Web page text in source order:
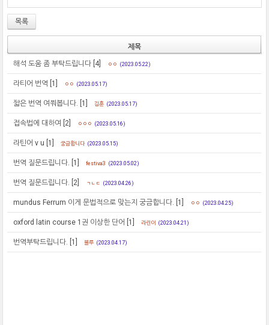
목록
제목
해석 도움 좀 부탁드립니다 [4] ㅇㅇ (2023.05.22)
라티어 번역 [1] ㅇㅇ (2023.05.17)
짧은 번역 여쭤봅니다. [1] 김훈 (2023.05.17)
접속법에 대하여 [2] ㅇㅇㅇ (2023.05.16)
라틴어 v u [1] 궁금합니다 (2023.05.15)
번역 질문드립니다. [1] festiva3 (2023.05.02)
번역 질문드립니다. [2] ㄱㄴㄷ (2023.04.26)
mundus Ferrum 이게 문법적으로 맞는지 궁금합니다. [1] ㅇㅇ (2023.04.25)
oxford latin course 1권 이상한 단어 [1] 라린이 (2023.04.21)
번역부탁드립니다. [1] 블루 (2023.04.17)